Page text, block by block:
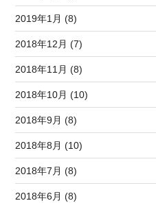
2019年1月 (8)
2018年12月 (7)
2018年11月 (8)
2018年10月 (10)
2018年9月 (8)
2018年8月 (10)
2018年7月 (8)
2018年6月 (8)